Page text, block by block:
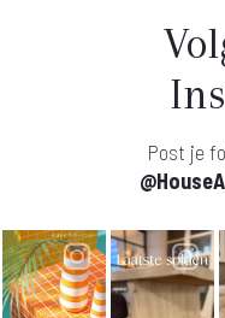
Post je